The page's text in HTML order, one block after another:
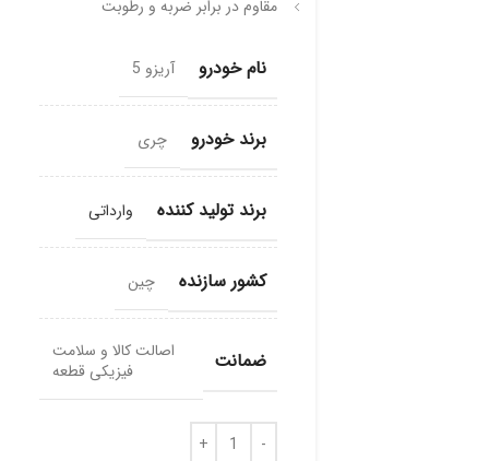
مقاوم در برابر ضربه و رطوبت
نام خودرو آریزو 5
برند خودرو چری
برند تولید کننده وارداتی
کشور سازنده چین
ضمانت
اصالت کالا و سلامت
فیزیکی قطعه